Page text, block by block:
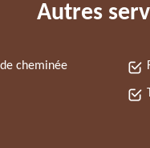
Autres
cheminée